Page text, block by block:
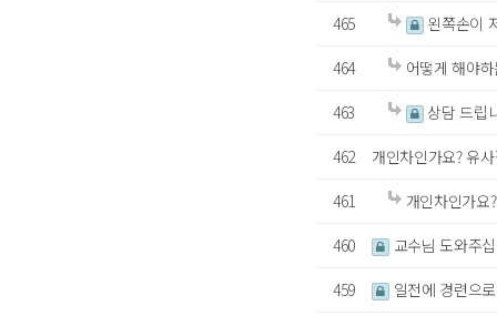
465
왼쪽손이
464
어떻게 해야
463
상담 드립
462
개인차인가요? 유
461
개인차인가요
460
교수님 도와주
459
일전에 경련으